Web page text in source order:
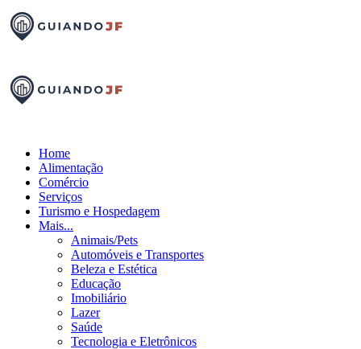
Home
Alimentação
Comércio
Serviços
Turismo e Hospedagem
Mais...
Animais/Pets
Automóveis e Transportes
Beleza e Estética
Educação
Imobiliário
Lazer
Saúde
Tecnologia e Eletrônicos